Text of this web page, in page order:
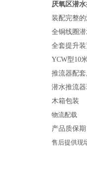
厌氧区潜
装配完整的
全铜线圈
全套提升
YCW型10
推流器配套
潜水推流
木箱包装
物流配载
产品质保期
售后提供现